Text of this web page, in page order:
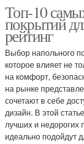
Топ-10
покрытий
рейтинг
Выбор напольного
которое влияет не
на комфорт,
на рынке
сочетают в себе
дизайн. В этой
лучших и недорогих
идеально подойдут